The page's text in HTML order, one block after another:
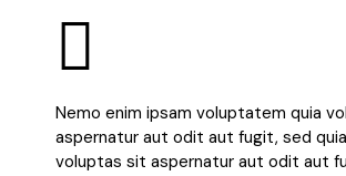
Nemo enim ipsam voluptatem quia
aspernatur aut odit aut fugit, sed
voluptas sit aspernatur aut odit aut